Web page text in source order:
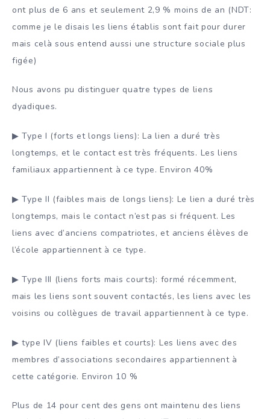
ont plus de 6 ans et seulement 2,9 % moins de an (NDT:
comme je le disais les liens établis sont fait pour durer
mais celà sous entend aussi une structure sociale plus
figée)
Nous avons pu distinguer quatre types de liens
dyadiques.
▶ Type I (forts et longs liens): La lien a duré très
longtemps, et le contact est très fréquents. Les liens
familiaux appartiennent à ce type. Environ 40%
▶ Type II (faibles mais de longs liens): Le lien a duré très
longtemps, mais le contact n’est pas si fréquent. Les
liens avec d’anciens compatriotes, et anciens élèves de
l’école appartiennent à ce type.
▶ Type III (liens forts mais courts): formé récemment,
mais les liens sont souvent contactés, les liens avec les
voisins ou collègues de travail appartiennent à ce type.
▶ type IV (liens faibles et courts): Les liens avec des
membres d’associations secondaires appartiennent à
cette catégorie. Environ 10 %
Plus de 14 pour cent des gens ont maintenu des liens